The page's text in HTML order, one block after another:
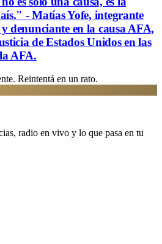
- Matías Yofe, integrante
denunciante en la causa AFA,
de Estados Unidos en las
AFA.
Reintentá en un rato.
radio en vivo y lo que pasa en tu